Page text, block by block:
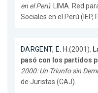
en el Perú. LIMA. Red
Sociales en el Perú (IEP,
DARGENT, E. H.(2001).
pasó con los partidos
2000: Un Triunfo sin
de Juristas (CAJ).